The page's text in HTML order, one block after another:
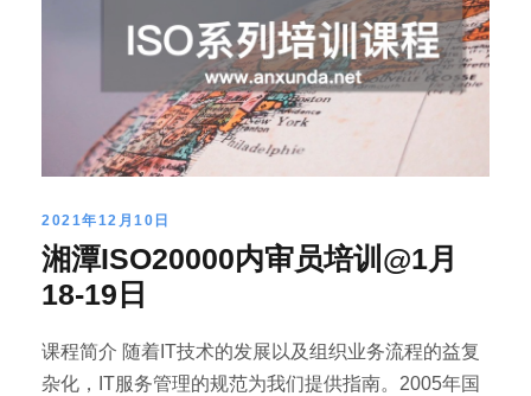
2021年12月10日
湘潭ISO20000内审员培训@1月
18-19日
课程简介 随着IT技术的发展以及组织业务流程的益复
杂化，IT服务管理的规范为我们提供指南。2005年国